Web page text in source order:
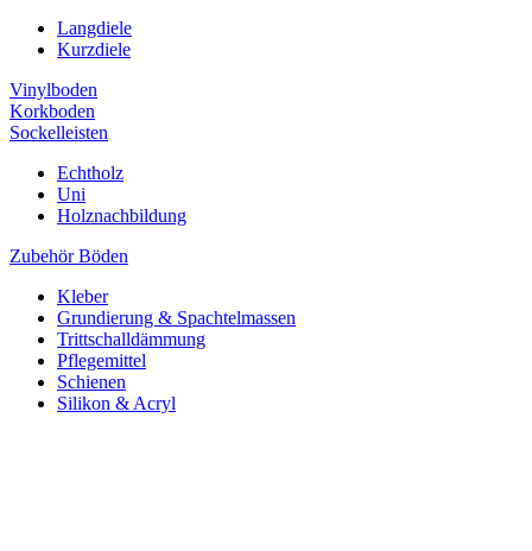
Langdiele
Kurzdiele
Vinylboden
Korkboden
Sockelleisten
Echtholz
Uni
Holznachbildung
Zubehör Böden
Kleber
Grundierung & Spachtelmassen
Trittschalldämmung
Pflegemittel
Schienen
Silikon & Acryl